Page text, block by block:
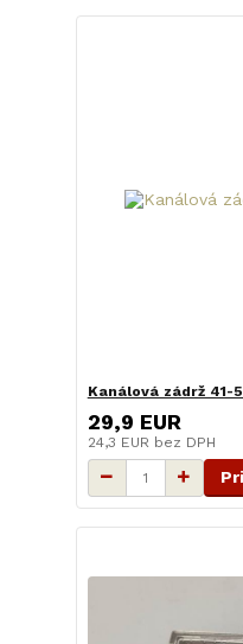
Kanálová zádrž 41-
29,9 EUR
24,3 EUR bez DPH